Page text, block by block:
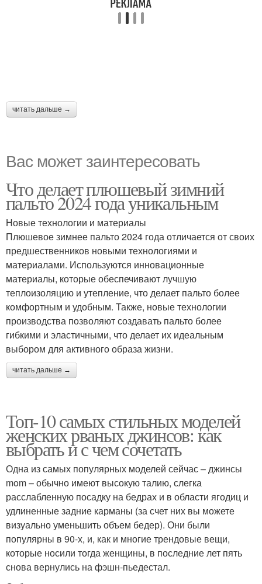
читать дальше →
Вас может заинтересовать
Что делает плюшевый зимний
пальто 2024 года уникальным
Новые технологии и материалы
Плюшевое зимнее пальто 2024 года отличается от своих
предшественников новыми технологиями и
материалами. Используются инновационные
материалы, которые обеспечивают лучшую
теплоизоляцию и утепление, что делает пальто более
комфортным и удобным. Также, новые технологии
производства позволяют создавать пальто более
гибкими и эластичными, что делает их идеальным
выбором для активного образа жизни.
читать дальше →
Топ-10 самых стильных моделей
женских рваных джинсов: как
выбрать и с чем сочетать
Одна из самых популярных моделей сейчас – джинсы
mom – обычно имеют высокую талию, слегка
расслабленную посадку на бедрах и в области ягодиц и
удлиненные задние карманы (за счет них вы можете
визуально уменьшить объем бедер). Они были
популярны в 90-х, и, как и многие трендовые вещи,
которые носили тогда женщины, в последние лет пять
снова вернулись на фэшн-пьедестал.